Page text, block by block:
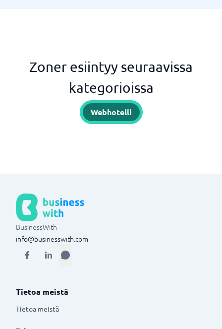
Zoner esiintyy seuraavissa
kategorioissa
Webhotelli
BusinessWith
info@businesswith.com
Tietoa meistä
Tietoa meistä